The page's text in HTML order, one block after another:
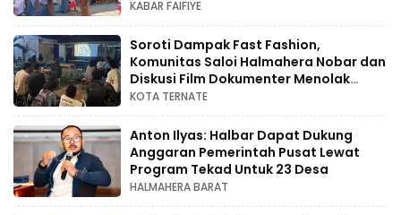
KABAR FAIFIYE
Soroti Dampak Fast Fashion,
Komunitas Saloi Halmahera Nobar dan
Diskusi Film Dokumenter Menolak
Punah
KOTA TERNATE
Anton Ilyas: Halbar Dapat Dukung
Anggaran Pemerintah Pusat Lewat
Program Tekad Untuk 23 Desa
HALMAHERA BARAT